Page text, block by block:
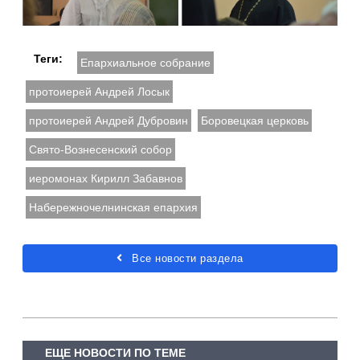
Теги: Епархиальное собрание
протоиерей Андрей Лосык
протоиерей Андрей Дубровин Боровецкая церковь
Свято-Вознесенский собор
иеромонах Кирилл Забавнов
Набережночелнинская епархия
Все новости раздела
ЕЩЕ НОВОСТИ ПО ТЕМЕ